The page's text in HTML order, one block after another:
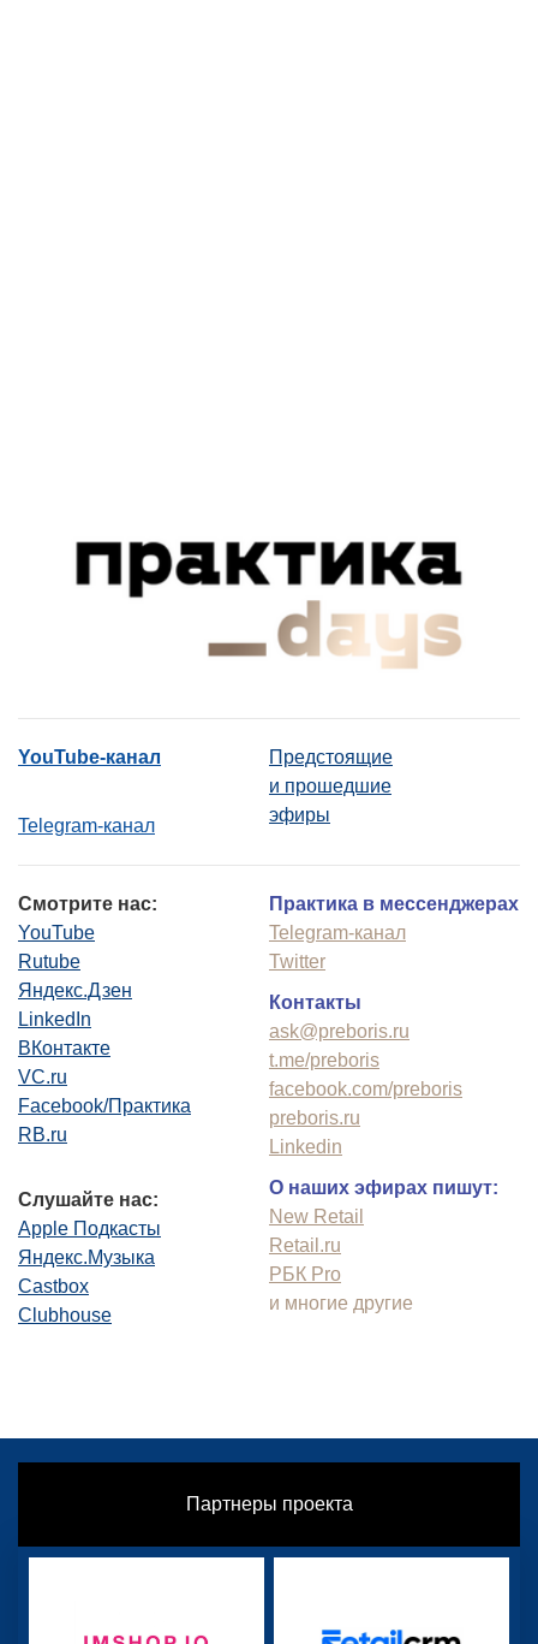
YouTube-канал
Telegram-канал
Предстоящие
и прошедшие
эфиры
Смотрите нас:
YouTube
Rutube
Яндекс.Дзен
LinkedIn
ВКонтакте
VC.ru
Facebook/Практика
RB.ru
Слушайте нас:
Apple Подкасты
Яндекс.Музыка
Castbox
Clubhouse
Практика в мессенджерах
Telegram-канал
Twitter
Контакты
ask@preboris.ru
t.me/preboris
facebook.com/preboris
preboris.ru
Linkedin
О наших эфирах пишут:
New Retail
Retail.ru
РБК Pro
и многие другие
Партнеры проекта